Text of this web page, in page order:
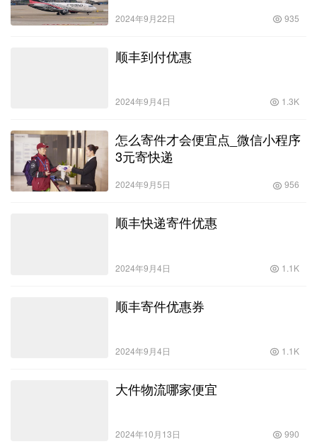
2024年9月22日 935
顺丰到付优惠
2024年9月4日 1.3K
怎么寄件才会便宜点_微信小程序
3元寄快递
2024年9月5日 956
顺丰快递寄件优惠
2024年9月4日 1.1K
顺丰寄件优惠券
2024年9月4日 1.1K
大件物流哪家便宜
2024年10月13日 990